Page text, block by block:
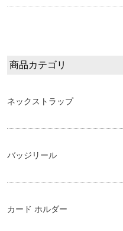
商品カテゴリ
ネックストラップ
バッジリール
カード ホルダー